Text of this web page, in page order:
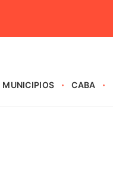
MUNICIPIOS CABA